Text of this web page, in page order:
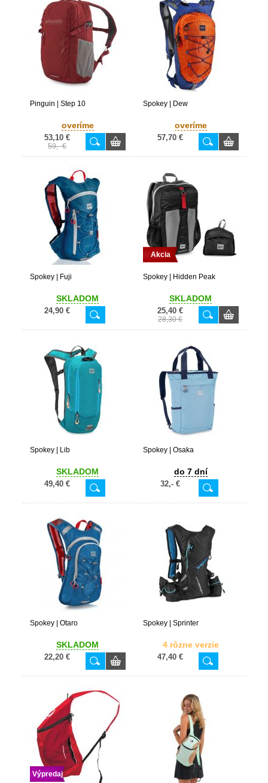
Pinguin | Step 10
overíme
53,10 €
59,- €
Spokey | Dew
overíme
57,70 €
Spokey | Fuji
SKLADOM
24,90 €
Akcia
Spokey | Hidden Peak
SKLADOM
25,40 €
28,30 €
Spokey | Lib
SKLADOM
49,40 €
Spokey | Osaka
do 7 dní
32,- €
Spokey | Otaro
SKLADOM
22,20 €
Spokey | Sprinter
4 rôzne verzie
47,40 €
Výpredaj